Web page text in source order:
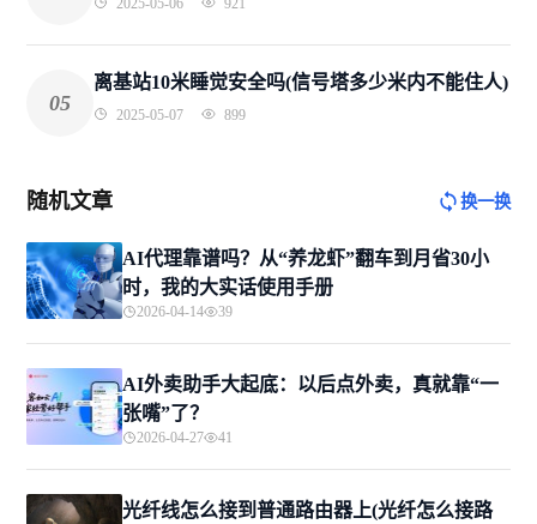
2025-05-06 921
05
离基站10米睡觉安全吗(信号塔多少米内不能住人)
2025-05-07 899
随机文章 换一换
AI代理靠谱吗？从“养龙虾”翻车到月省30小
时，我的大实话使用手册
2026-04-14 39
AI外卖助手大起底：以后点外卖，真就靠“一
张嘴”了？
2026-04-27 41
光纤线怎么接到普通路由器上(光纤怎么接路